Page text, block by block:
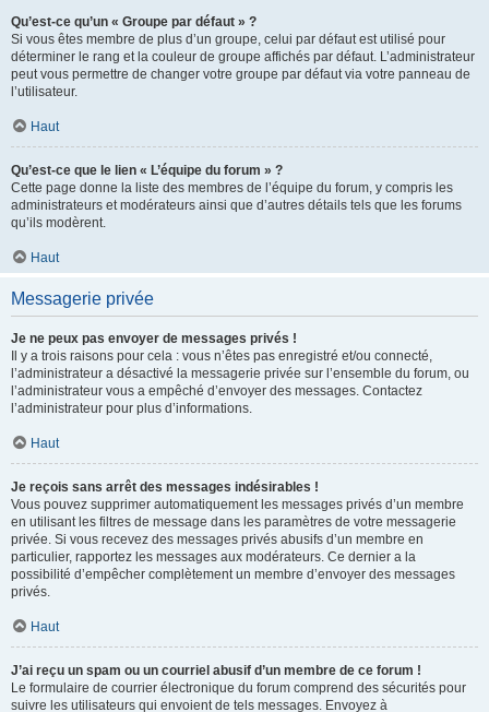
Qu’est-ce qu’un « Groupe par défaut » ?
Si vous êtes membre de plus d’un groupe, celui par défaut est utilisé pour
déterminer le rang et la couleur de groupe affichés par défaut. L’administrateur
peut vous permettre de changer votre groupe par défaut via votre panneau de
l’utilisateur.
Haut
Qu’est-ce que le lien « L’équipe du forum » ?
Cette page donne la liste des membres de l’équipe du forum, y compris les
administrateurs et modérateurs ainsi que d’autres détails tels que les forums
qu’ils modèrent.
Haut
Messagerie privée
Je ne peux pas envoyer de messages privés !
Il y a trois raisons pour cela : vous n’êtes pas enregistré et/ou connecté,
l’administrateur a désactivé la messagerie privée sur l’ensemble du forum, ou
l’administrateur vous a empêché d’envoyer des messages. Contactez
l’administrateur pour plus d’informations.
Haut
Je reçois sans arrêt des messages indésirables !
Vous pouvez supprimer automatiquement les messages privés d’un membre
en utilisant les filtres de message dans les paramètres de votre messagerie
privée. Si vous recevez des messages privés abusifs d’un membre en
particulier, rapportez les messages aux modérateurs. Ce dernier a la
possibilité d’empêcher complètement un membre d’envoyer des messages
privés.
Haut
J’ai reçu un spam ou un courriel abusif d’un membre de ce forum !
Le formulaire de courrier électronique du forum comprend des sécurités pour
suivre les utilisateurs qui envoient de tels messages. Envoyez à